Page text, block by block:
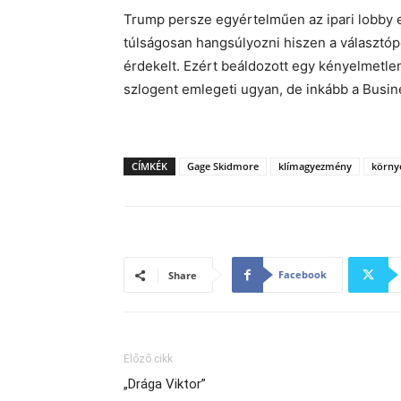
Trump persze egyértelműen az ipari lobby
túlságosan hangsúlyozni hiszen a
érdekelt. Ezért beáldozott egy
szlogent emlegeti ugyan, de inkább a
CÍMKÉK Gage Skidmore klímagyezmény
Share Facebook
Előző cikk
„Drága Viktor”